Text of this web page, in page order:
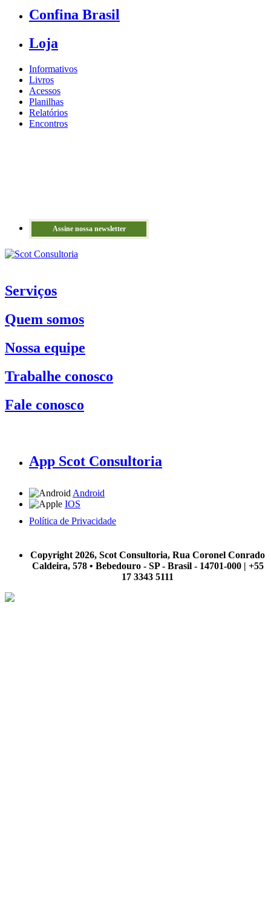
Confina Brasil
Loja
Informativos
Livros
Acessos
Planilhas
Relatórios
Encontros
Assine nossa newsletter
Serviços
Quem somos
Nossa equipe
Trabalhe conosco
Fale conosco
App Scot Consultoria
Android
IOS
Política de Privacidade
Copyright 2026, Scot Consultoria, Rua Coronel Conrado
Caldeira, 578 • Bebedouro - SP - Brasil - 14701-000 | +55
17 3343 5111